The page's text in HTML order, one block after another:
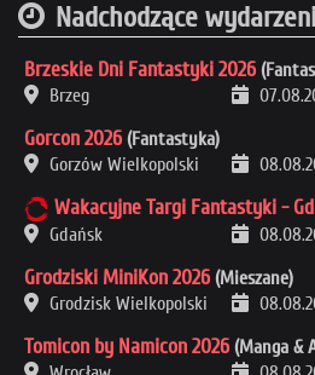
Nadchodzące
Brzeskie Dni Fantastyki 2026
Brzeg
Gorcon 2026 (Fantastyka)
Gorzów Wielkopolski
Wakacyjne Targi Fantastyki -
Gdańsk
Grodziski MiniKon 2026 (Mieszane)
Grodzisk Wielkopolski
Tomicon by Namicon 2026 (Manga &